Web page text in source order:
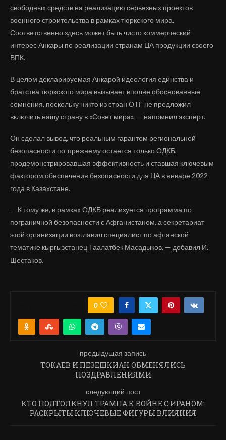
свободных средств на реализацию серьезных проектов
военного строительства в рамках тюркского мира.
Соответственно здесь может быть чисто коммерческий
интерес Анкары по реализации странам ЦА продукции своего
ВПК.
В целом декларируемая Анкарой идеология единства и
братства тюркского мира вызывает вполне обоснованные
сомнения, поскольку никто из стран ОТГ не предложил
включить нашу страну в «Совет мира», — напомнил эксперт.
Он сделал вывод, что реальным гарантом региональной
безопасности по-прежнему остается только ОДКБ,
продемонстрировавшая эффективность и ставшая ключевым
фактором обеспечения безопасности для ЦА в январе 2022
года в Казахстане.
— К тому же, в рамках ОДКБ реализуется программа по
пограничной безопасности с Афганистаном, а секретариат
этой организации возглавил специалист по афганской
тематике кыргызстанец Таалатбек Масадыков, — добавил И.
Шестаков.
0
предыдущая запись
ТОКАЕВ И ПЕЗЕШКИАН ОБМЕНЯЛИСЬ
ПОЗДРАВЛЕНИЯМИ
следующий пост
КТО ПОДТОЛКНУЛ ТРАМПА К ВОЙНЕ С ИРАНОМ:
РАСКРЫТЫ КЛЮЧЕВЫЕ ФИГУРЫ ВЛИЯНИЯ